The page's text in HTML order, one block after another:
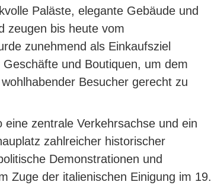
Paläste, elegante Gebäude und
zeugen bis heute vom
zunehmend als Einkaufsziel
und Boutiquen, um dem
Besucher gerecht zu
zentrale Verkehrsachse und ein
zahlreicher historischer
Demonstrationen und
Zuge der italienischen Einigung im 19.